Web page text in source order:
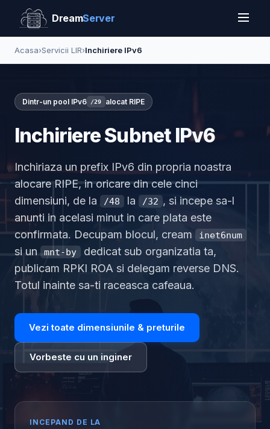
DreamServer
Acasa›Servicii LIR›Inchiriere IPv6
Dintr-un pool IPv6 /29 alocat RIPE
Inchiriere Subnet IPv6
Inchiriaza un prefix IPv6 din propria noastra
alocare RIPE, in oricare din cele cinci
dimensiuni, de la
/48 la /32 , si incepe sa-l
anunti in acelasi minut in care plata este
confirmata. Decupam blocul, cream
inet6num
si un mnt-by
dedicat sub organizatia ta,
publicam RPKI ROA si delegam reverse DNS.
Totul inainte sa-ti raceasca cafeaua.
Vezi toate dimensiunile & preturile
Vorbeste cu un inginer
INCEPAND DE LA